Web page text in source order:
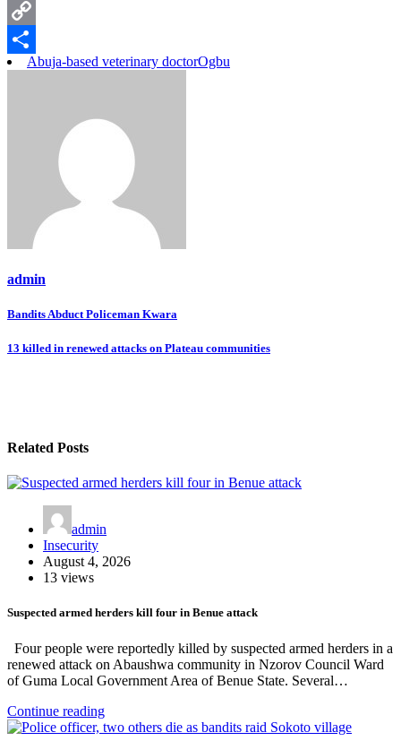
Pinterest
Copy
Link
ShareAbuja-based veterinary doctorOgbu
admin
Post
navigation
Bandits Abduct Policeman Kwara
13 killed in renewed attacks on Plateau communities
Related Posts
admin
Insecurity
August 4, 2026
13 views
Suspected armed herders kill four in Benue attack
Four people were reportedly killed by suspected armed herders in a
renewed attack on Abaushwa community in Nzorov Council Ward
of Guma Local Government Area of Benue State. Several…
Continue reading